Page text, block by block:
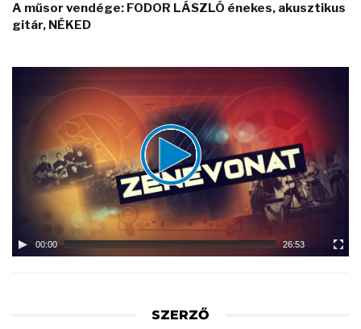
A műsor vendége: FODOR LÁSZLÓ énekes, akusztikus
gitár, NÉKED
00:00 26:53
SZERZŐ